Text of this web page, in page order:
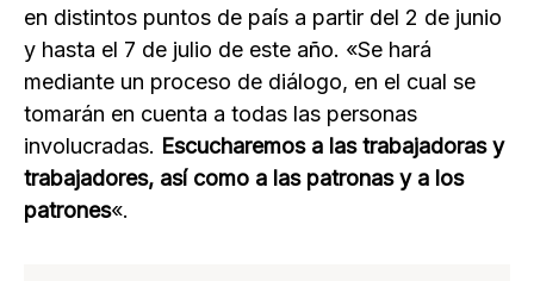
en distintos puntos de país a partir del 2 de junio
y hasta el 7 de julio de este año. «Se hará
mediante un proceso de diálogo, en el cual se
tomarán en cuenta a todas las personas
involucradas. Escucharemos a las trabajadoras y
trabajadores, así como a las patronas y a los
patrones«.